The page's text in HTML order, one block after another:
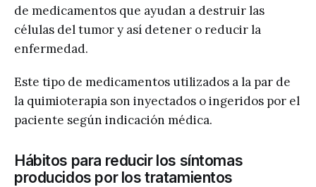
de medicamentos que ayudan a destruir las
células del tumor y así detener o reducir la
enfermedad.
Este tipo de medicamentos utilizados a la par de
la quimioterapia son inyectados o ingeridos por el
paciente según indicación médica.
Hábitos para reducir los síntomas
producidos por los tratamientos